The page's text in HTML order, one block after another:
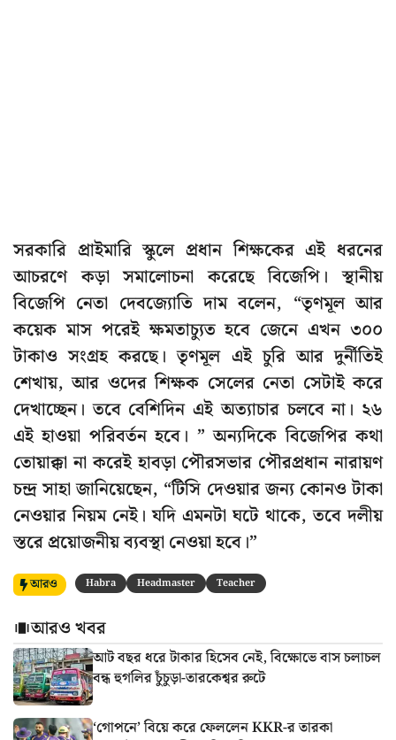
সরকারি প্রাইমারি স্কুলে প্রধান শিক্ষকের এই ধরনের
আচরণে কড়া সমালোচনা করেছে বিজেপি। স্থানীয়
বিজেপি নেতা দেবজ্যোতি দাম বলেন, “তৃণমূল আর
কয়েক মাস পরেই ক্ষমতাচ্যুত হবে জেনে এখন ৩০০
টাকাও সংগ্রহ করছে। তৃণমূল এই চুরি আর দুর্নীতিই
শেখায়, আর ওদের শিক্ষক সেলের নেতা সেটাই করে
দেখাচ্ছেন। তবে বেশিদিন এই অত্যাচার চলবে না। ২৬
এই হাওয়া পরিবর্তন হবে। ” অন্যদিকে বিজেপির কথা
তোয়াক্কা না করেই হাবড়া পৌরসভার পৌরপ্রধান নারায়ণ
চন্দ্র সাহা জানিয়েছেন, “টিসি দেওয়ার জন্য কোনও টাকা
নেওয়ার নিয়ম নেই। যদি এমনটা ঘটে থাকে, তবে দলীয়
স্তরে প্রয়োজনীয় ব্যবস্থা নেওয়া হবে।”
আরও Habra Headmaster Teacher
আরও খবর
আট বছর ধরে টাকার হিসেব নেই, বিক্ষোভে বাস চলাচল
বন্ধ হুগলির চুঁচুড়া-তারকেশ্বর রুটে
‘গোপনে’ বিয়ে করে ফেললেন KKR-র তারকা